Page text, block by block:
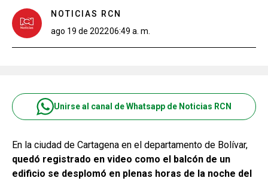
NOTICIAS RCN
ago 19 de 202206:49 a. m.
Unirse al canal de Whatsapp de Noticias RCN
En la ciudad de Cartagena en el departamento de Bolívar,
quedó registrado en video como el balcón de un
edificio se desplomó en plenas horas de la noche del